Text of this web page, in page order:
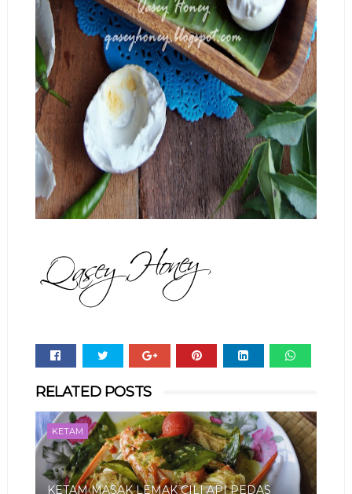
RELATED POSTS
KETAM
KETAM MASAK LEMAK CILI API PEDAS